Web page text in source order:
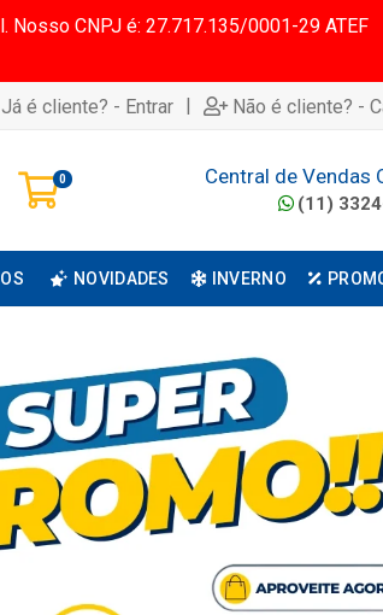
Nosso CNPJ é: 27.717.135/0001-29 ATEF
Já é cliente? - Entrar | Não é cliente? -
0 Central de Vendas
(11)
NOVIDADES INVERNO